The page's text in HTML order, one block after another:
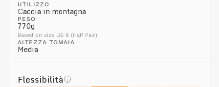
UTILIZZO
Caccia in montagna
PESO
770g
Based on size US 8 (Half Pair)
ALTEZZA TOMAIA
Media
Flessibilità